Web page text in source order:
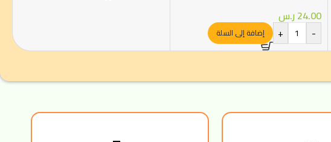
24.00ر.س
-
+ إضافة إلى السلة